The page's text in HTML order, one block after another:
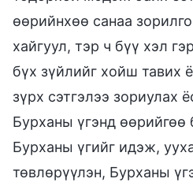
өөрийнхөө санаа
хайгуул, тэр ч бүү хэл
бүх зүйлийг хойш тавих
зүрх сэтгэлээ зориулах
Бурханы үгэнд өөрийгөө
Бурханы үгийг идэж,
төвлөрүүлэн, Бурханы